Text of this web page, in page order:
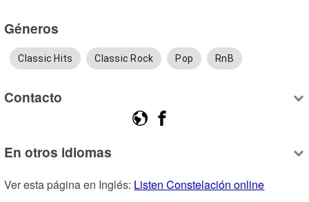
Géneros
Classic Hits Classic Rock Pop RnB
Contacto
En otros idiomas
Ver esta página en Inglés: Listen Constelación online